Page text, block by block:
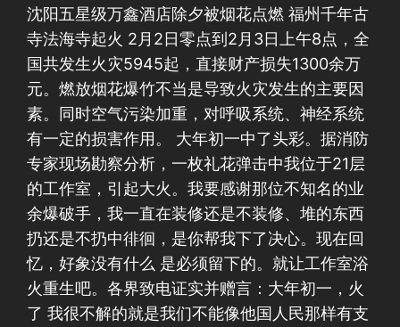
沈阳五星级万鑫酒店除夕被烟花点燃 福州千年古
寺法海寺起火 2月2日零点到2月3日上午8点，全
国共发生火灾5945起，直接财产损失1300余万
元。燃放烟花爆竹不当是导致火灾发生的主要因
素。同时空气污染加重，对呼吸系统、神经系统
有一定的损害作用。 大年初一中了头彩。据消防
专家现场勘察分析，一枚礼花弹击中我位于21层
的工作室，引起大火。我要感谢那位不知名的业
余爆破手，我一直在装修还是不装修、堆的东西
扔还是不扔中徘徊，是你帮我下了决心。现在回
忆，好象没有什么 是必须留下的。就让工作室浴
火重生吧。各界致电证实并赠言：大年初一，火
了 我很不解的就是我们不能像他国人民那样有支